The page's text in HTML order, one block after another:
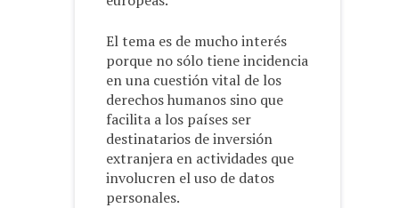
El tema es de mucho interés
porque no sólo tiene incidencia
en una cuestión vital de los
derechos humanos sino que
facilita a los países ser
destinatarios de inversión
extranjera en actividades que
involucren el uso de datos
personales.